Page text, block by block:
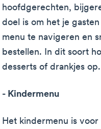
hoofdgerechten,
doel is om het je
menu te navigeren en
bestellen. In dit soort
desserts of drankjes op.
- Kindermenu
Het kindermenu is